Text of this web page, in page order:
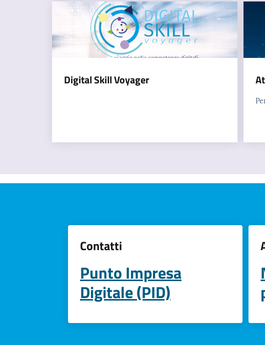
Digital Skill Voyager
Contatti
Punto Impresa
Digitale (PID)